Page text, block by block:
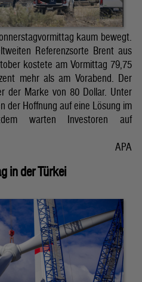
kaum bewegt.
Referenzsorte Brent aus
kostete am Vormittag 79,75
mehr als am Vorabend. Der
der Marke von 80 Dollar. Unter
der Hoffnung auf eine Lösung im
warten Investoren auf
APA
in der Türkei